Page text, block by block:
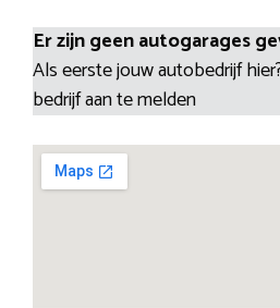
Er zijn geen autogarages
Als eerste jouw autobedrijf
bedrijf aan te melden